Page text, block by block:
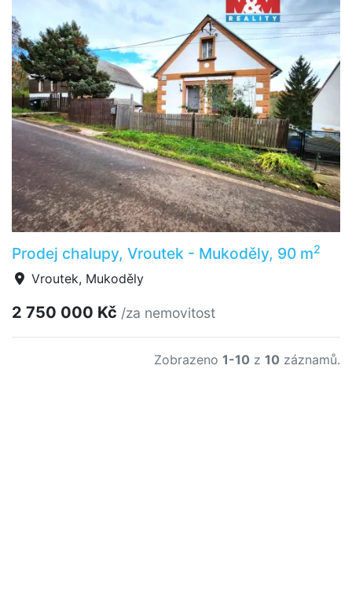
Prodej chalupy, Vroutek - Mukoděly, 90 m2
Vroutek, Mukoděly
2 750 000 Kč /za nemovitost
Zobrazeno 1-10 z 10 záznamů.